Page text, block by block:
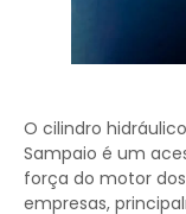
O cilindro
Sampaio é um
força do motor
empresas,